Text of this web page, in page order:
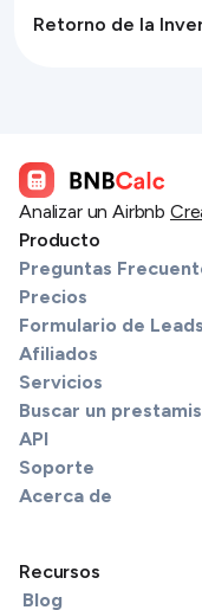
Retorno de la
Analizar un Airbnb
Producto
Preguntas
Precios
Formulario de
Afiliados
Servicios
Buscar un
API
Soporte
Acerca de
Recursos
Blog